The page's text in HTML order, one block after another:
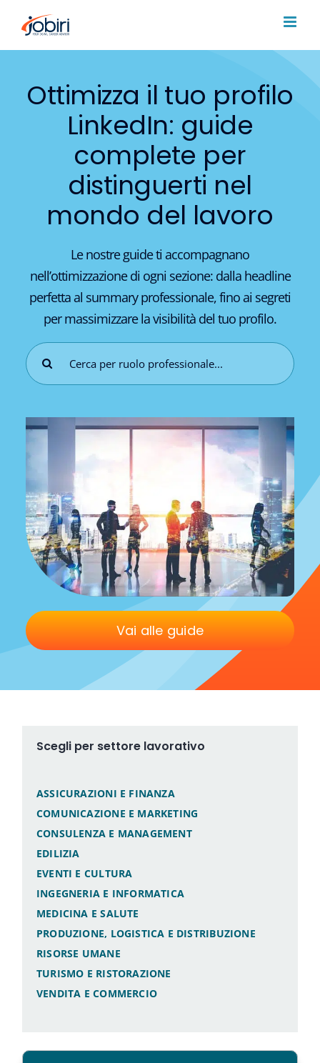
contenuto
Ottimizza il tuo profilo
LinkedIn: guide
complete per
distinguerti nel
mondo del lavoro
Le nostre guide ti accompagnano
nell’ottimizzazione di ogni sezione: dalla headline
perfetta al summary professionale, fino ai segreti
per massimizzare la visibilità del tuo profilo.
Cerca
per:
Vai alle guide
Scegli per settore lavorativo
ASSICURAZIONI E FINANZA
COMUNICAZIONE E MARKETING
CONSULENZA E MANAGEMENT
EDILIZIA
EVENTI E CULTURA
INGEGNERIA E INFORMATICA
MEDICINA E SALUTE
PRODUZIONE, LOGISTICA E DISTRIBUZIONE
RISORSE UMANE
TURISMO E RISTORAZIONE
VENDITA E COMMERCIO